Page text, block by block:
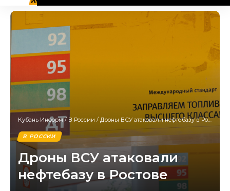
Кубань Информ/ В России / Дроны ВСУ атаковали нефтебазу в Ростове
В РОССИИ
Дроны ВСУ атаковали
нефтебазу в Ростове